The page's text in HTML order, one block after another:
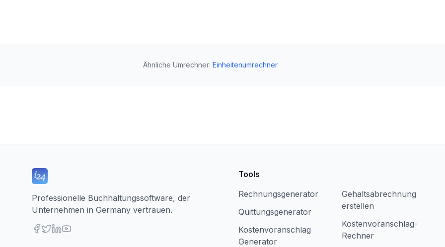
Ähnliche Umrechner: Einheitenumrechner
Professionelle Buchhaltungssoftware, der
Unternehmen in Germany vertrauen.
Tools
Rechnungsgenerator
Quittungsgenerator
Kostenvoranschlag
Generator
Gehaltsabrechnung
erstellen
Kostenvoranschlag-
Rechner